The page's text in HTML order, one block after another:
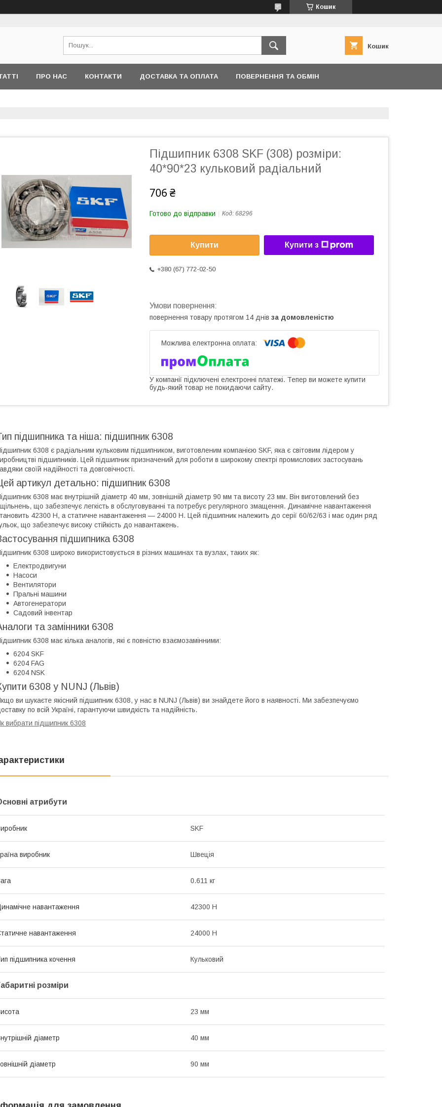
Кошик
Кошик
ПРО НАС КОНТАКТИ ДОСТАВКА ТА ОПЛАТА ПОВЕРНЕННЯ ТА ОБМІН
Підшипник 6308 SKF (308) розміри:
40*90*23 кульковий радіальний
706 ₴
Готово до відправки Код: 68296
Купити Купити з
+380 (67) 772-02-50
повернення товару протягом 14 днів за домовленістю
У компанії підключені електронні платежі. Тепер ви можете купити
будь-який товар не покидаючи сайту.
підшипника та ніша: підшипник 6308
6308 є радіальним кульковим підшипником, виготовленим компанією SKF, яка є світовим лідером у
підшипників. Цей підшипник призначений для роботи в широкому спектрі промислових застосувань
своїй надійності та довговічності.
артикул детально: підшипник 6308
6308 має внутрішній діаметр 40 мм, зовнішній діаметр 90 мм та висоту 23 мм. Він виготовлений без
що забезпечує легкість в обслуговуванні та потребує регулярного змащення. Динамічне навантаження
42300 Н, а статичне навантаження — 24000 Н. Цей підшипник належить до серії 60/62/63 і має один ряд
що забезпечує високу стійкість до навантажень.
підшипника 6308
6308 широко використовується в різних машинах та вузлах, таких як:
Електродвигуни
Насоси
Вентилятори
Пральні машини
Автогенератори
Садовий інвентар
та замінники 6308
6308 має кілька аналогів, які є повністю взаємозамінними:
6204 SKF
6204 FAG
6204 NSK
6308 у NUNJ (Львів)
ви шукаєте якісний підшипник 6308, у нас в NUNJ (Львів) ви знайдете його в наявності. Ми забезпечуємо
по всій Україні, гарантуючи швидкість та надійність.
вибрати підшипник 6308
атрибути
SKF
виробник Швеція
0.611 кг
навантаження 42300 Н
навантаження 24000 Н
підшипника кочення Кульковий
розміри
23 мм
діаметр 40 мм
діаметр 90 мм